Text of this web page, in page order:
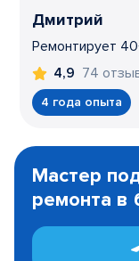
Дмитрий
Ремонтирует
4,9 74
4 года опыта
1
Мастер
ремонта в